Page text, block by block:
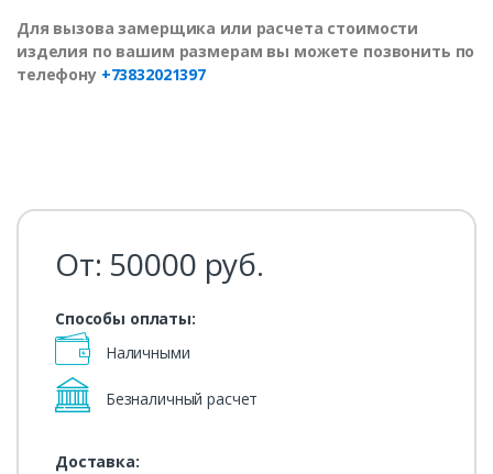
Для вызова замерщика или расчета стоимости
изделия по вашим размерам вы можете позвонить по
телефону +73832021397
От: 50000 руб.
Способы оплаты:
Наличными
Безналичный расчет
Доставка: